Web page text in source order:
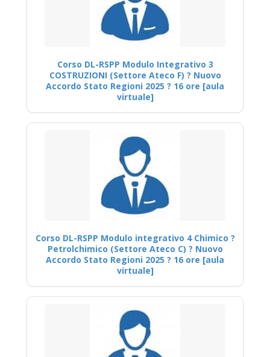
Corso DL-RSPP Modulo Integrativo 3
COSTRUZIONI (Settore Ateco F) ? Nuovo
Accordo Stato Regioni 2025 ? 16 ore [aula
virtuale]
Corso DL-RSPP Modulo integrativo 4 Chimico ?
Petrolchimico (Settore Ateco C) ? Nuovo
Accordo Stato Regioni 2025 ? 16 ore [aula
virtuale]